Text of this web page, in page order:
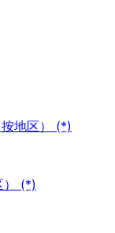
地区） (*)
） (*)